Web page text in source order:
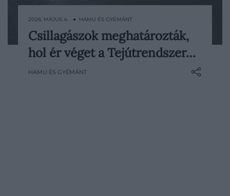
A Tejútrendszer határának kérdése elsőre
egyszerűnek tűnik, valójában azonban
régóta az egyik legnehezebben
2026. MÁJUS 4. ● HAMU ÉS GYÉMÁNT
Csillagászok meghatározták,
hol ér véget a Tejútrendszer…
HAMU ÉS GYÉMÁNT